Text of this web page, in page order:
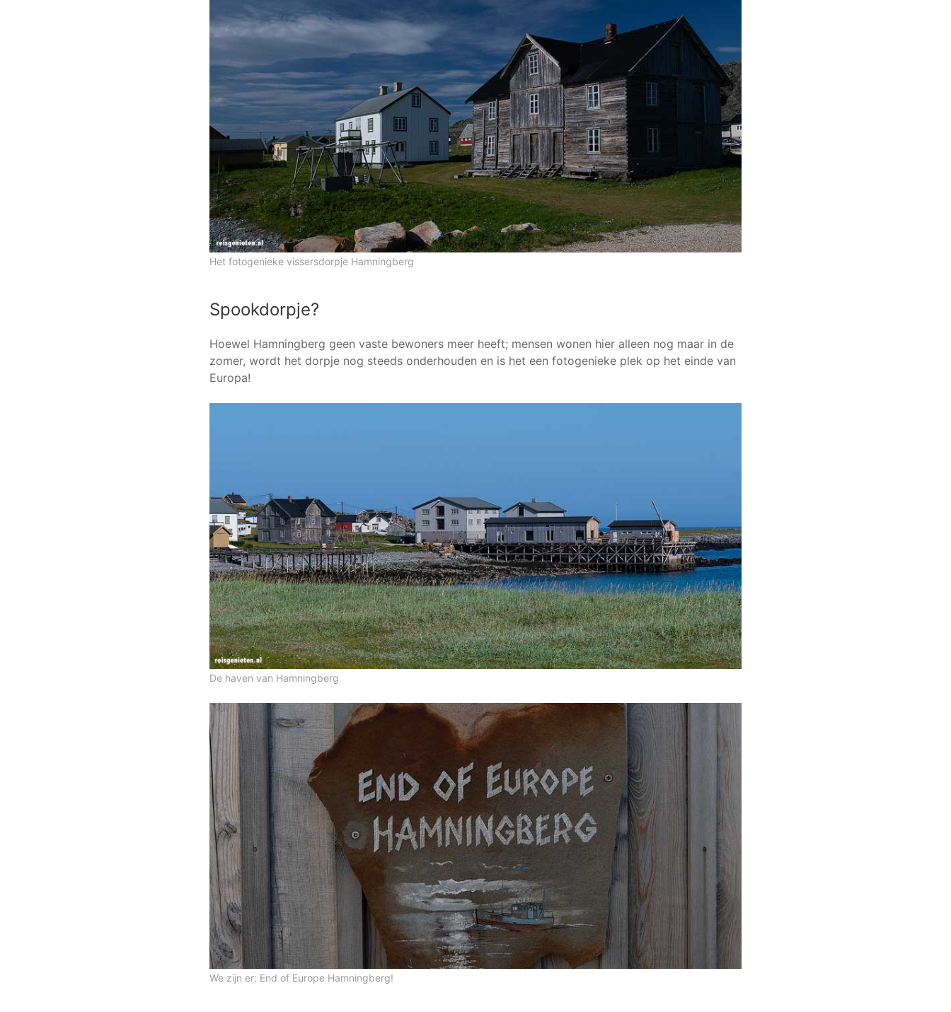
Het fotogenieke vissersdorpje Hamningberg
Spookdorpje?
Hoewel Hamningberg geen vaste bewoners meer heeft; mensen wonen hier alleen nog maar in de
zomer, wordt het dorpje nog steeds onderhouden en is het een fotogenieke plek op het einde van
Europa!
De haven van Hamningberg
We zijn er: End of Europe Hamningberg!